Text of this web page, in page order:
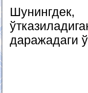
даражадаги